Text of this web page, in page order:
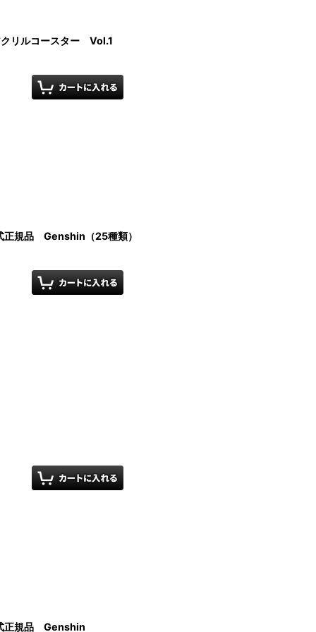
リルコースター Vol.1
規品 Genshin（25種類）
正規品 Genshin